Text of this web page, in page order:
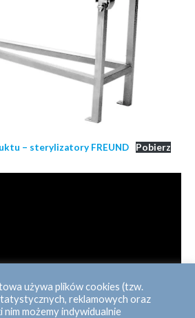
– sterylizatory FREUND Pobierz
używa plików cookies (tzw.
reklamowych oraz
możemy indywidualnie